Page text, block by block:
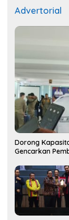
Advertorial
Dorong
Gencarkan